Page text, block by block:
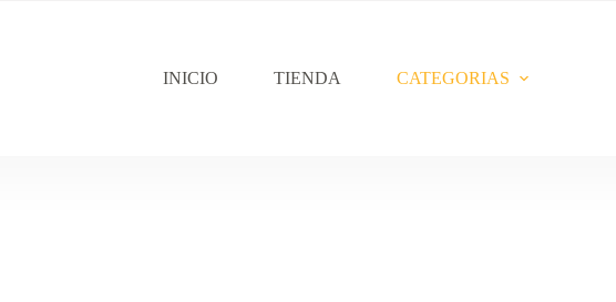
INICIO TIENDA CATEGORIAS